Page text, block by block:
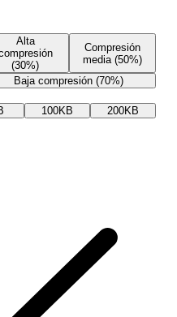
Alta
(30%)
Compresión
media (50%)
Baja compresión (70%)
100KB 200KB